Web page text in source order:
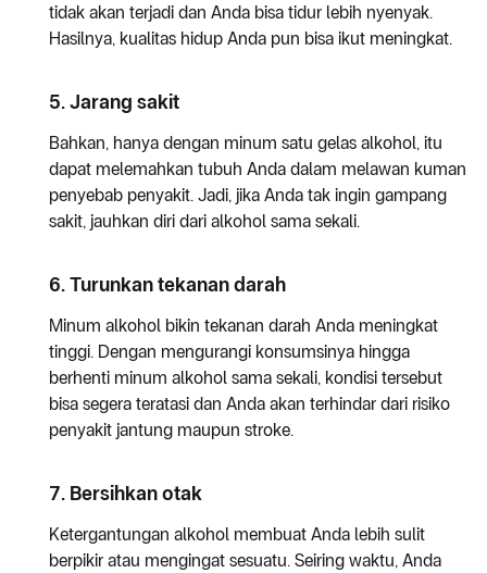
tidak akan terjadi dan Anda bisa tidur lebih nyenyak.
Hasilnya, kualitas hidup Anda pun bisa ikut meningkat.
5. Jarang sakit
Bahkan, hanya dengan minum satu gelas alkohol, itu
dapat melemahkan tubuh Anda dalam melawan kuman
penyebab penyakit. Jadi, jika Anda tak ingin gampang
sakit, jauhkan diri dari alkohol sama sekali.
6. Turunkan tekanan darah
Minum alkohol bikin tekanan darah Anda meningkat
tinggi. Dengan mengurangi konsumsinya hingga
berhenti minum alkohol sama sekali, kondisi tersebut
bisa segera teratasi dan Anda akan terhindar dari risiko
penyakit jantung maupun stroke.
7. Bersihkan otak
Ketergantungan alkohol membuat Anda lebih sulit
berpikir atau mengingat sesuatu. Seiring waktu, Anda